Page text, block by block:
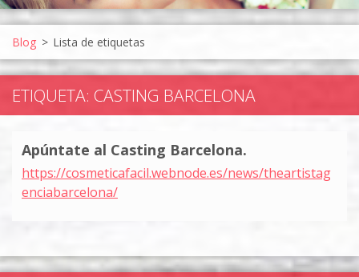
Blog > Lista de etiquetas
ETIQUETA: CASTING BARCELONA
Apúntate al Casting Barcelona.
https://cosmeticafacil.webnode.es/news/theartistag
enciabarcelona/